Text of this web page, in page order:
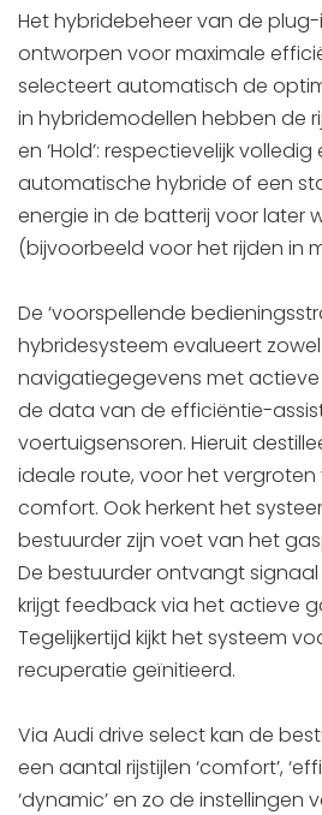
Het hybridebeheer van de
ontworpen voor maximale
selecteert automatisch de
in hybridemodellen hebben de
en ‘Hold’: respectievelijk volledig
automatische hybride of een
energie in de batterij voor later
(bijvoorbeeld voor het rijden in
De ‘voorspellende
hybridesysteem evalueert
navigatiegegevens met
de data van de efficiëntie-
voertuigsensoren. Hieruit
ideale route, voor het vergroten
comfort. Ook herkent het
bestuurder zijn voet van het
De bestuurder ontvangt
krijgt feedback via het actieve
Tegelijkertijd kijkt het systeem
recuperatie geïnitieerd.
Via Audi drive select kan de
een aantal rijstijlen ‘comfort’,
‘dynamic’ en zo de instellingen